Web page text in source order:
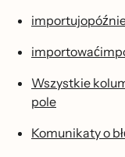
Wszystkie
pole
Komunikaty o